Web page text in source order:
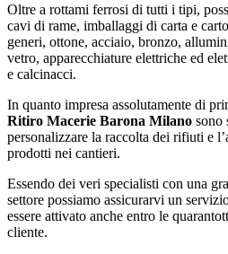
Oltre a rottami ferrosi di tutti i tipi,
cavi di rame, imballaggi di carta e
generi, ottone, acciaio, bronzo,
vetro, apparecchiature elettriche ed
e calcinacci.
In quanto impresa assolutamente di
Ritiro Macerie Barona Milano sono
personalizzare la raccolta dei rifiuti e
prodotti nei cantieri.
Essendo dei veri specialisti con una
settore possiamo assicurarvi un
essere attivato anche entro le
cliente.